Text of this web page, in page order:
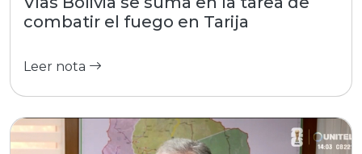
combatir el fuego en Tarija
Leer nota